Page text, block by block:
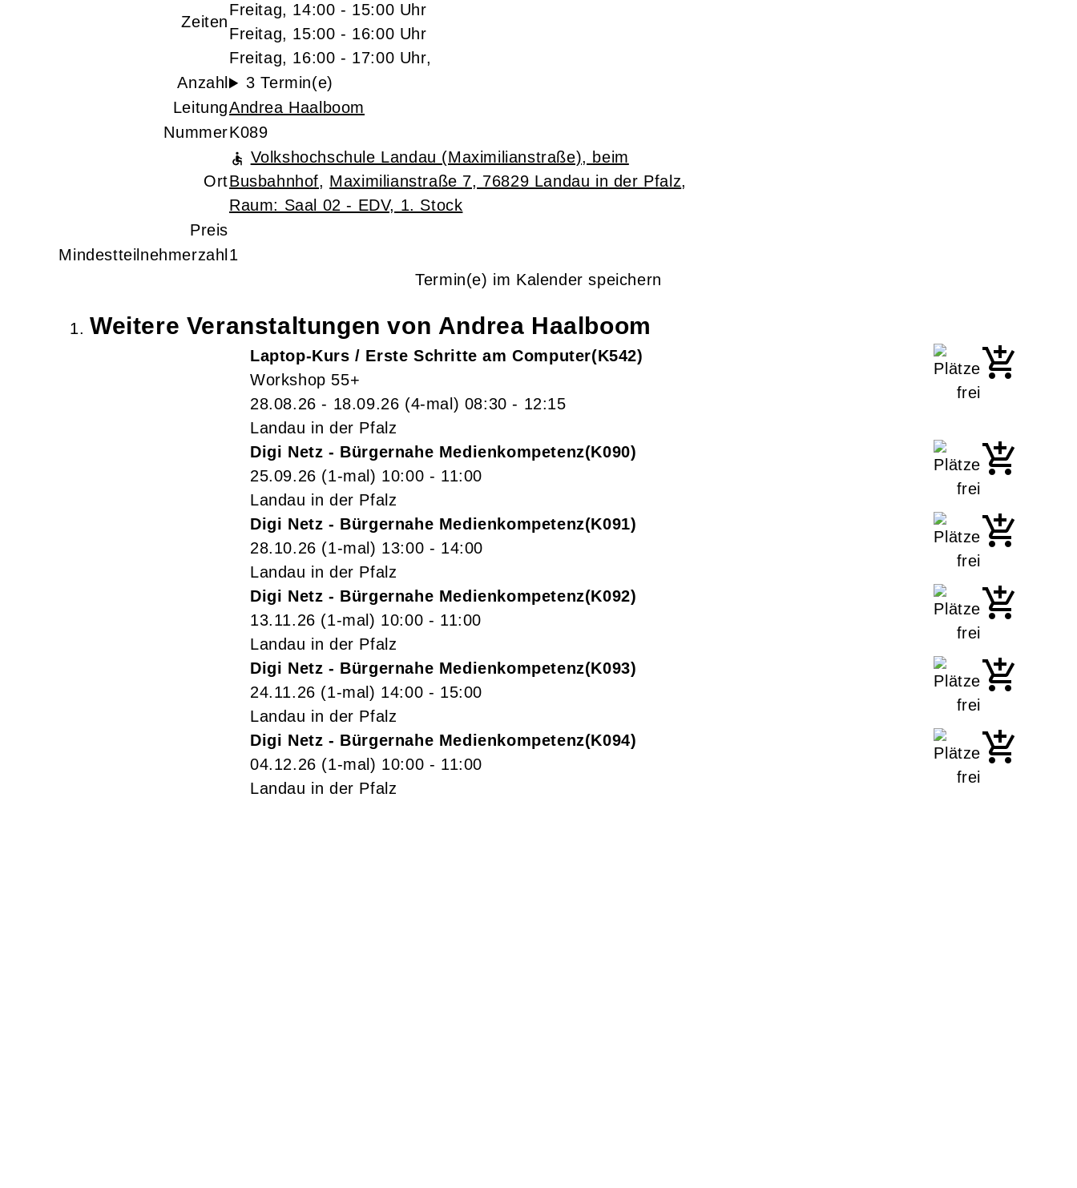
Zeiten
Freitag, 14:00 - 15:00 Uhr
Freitag, 15:00 - 16:00 Uhr
Freitag, 16:00 - 17:00 Uhr,
Anzahl
3 Termin(e)
LeitungAndrea Haalboom
NummerK089
Ort
Volkshochschule Landau (Maximilianstraße), beim
Busbahnhof, Maximilianstraße 7, 76829 Landau in der Pfalz,
Raum: Saal 02 - EDV, 1. Stock
Preis
Mindestteilnehmerzahl 1
Termin(e) im Kalender speichern
Weitere Veranstaltungen von Andrea Haalboom
Laptop-Kurs / Erste Schritte am Computer K542
Workshop 55+
28.08.26 - 18.09.26 (4-mal) 08:30 - 12:15
Landau in der Pfalz
Digi Netz - Bürgernahe Medienkompetenz K090
25.09.26 (1-mal) 10:00 - 11:00
Landau in der Pfalz
Digi Netz - Bürgernahe Medienkompetenz K091
28.10.26 (1-mal) 13:00 - 14:00
Landau in der Pfalz
Digi Netz - Bürgernahe Medienkompetenz K092
13.11.26 (1-mal) 10:00 - 11:00
Landau in der Pfalz
Digi Netz - Bürgernahe Medienkompetenz K093
24.11.26 (1-mal) 14:00 - 15:00
Landau in der Pfalz
Digi Netz - Bürgernahe Medienkompetenz K094
04.12.26 (1-mal) 10:00 - 11:00
Landau in der Pfalz